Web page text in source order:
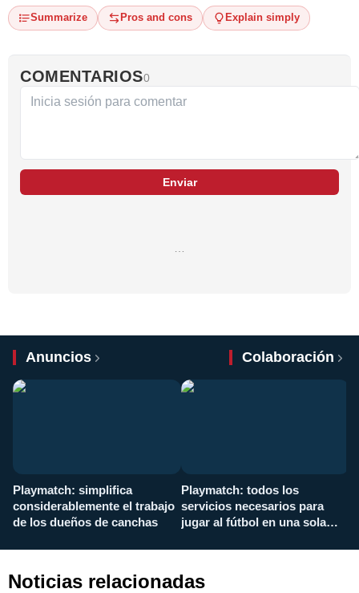
Summarize Pros and cons Explain simply
COMENTARIOS0
Enviar
Anuncios Colaboración
Playmatch: simplifica
considerablemente el trabajo
de los dueños de canchas
Playmatch: todos los
servicios necesarios para
jugar al fútbol en una sola
Noticias relacionadas